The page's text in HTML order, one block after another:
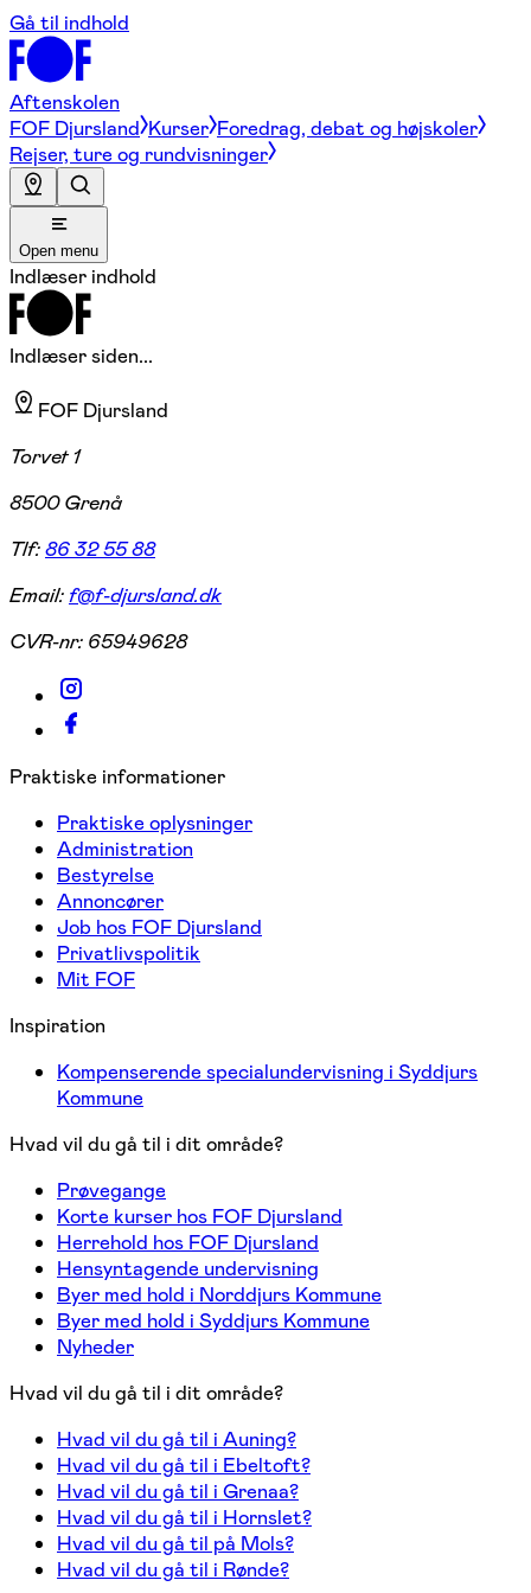
Gå til indhold
Aftenskolen
FOF Djursland Kurser Foredrag, debat og højskoler
Rejser, ture og rundvisninger
Open menu
Indlæser indhold
Indlæser siden...
FOF Djursland
Torvet 1
8500 Grenå
Tlf:86 32 55 88
Email:f@f-djursland.dk
CVR-nr: 65949628
Praktiske informationer
Praktiske oplysninger
Administration
Bestyrelse
Annoncører
Job hos FOF Djursland
Privatlivspolitik
Mit FOF
Inspiration
Kompenserende specialundervisning i Syddjurs
Kommune
Hvad vil du gå til i dit område?
Prøvegange
Korte kurser hos FOF Djursland
Herrehold hos FOF Djursland
Hensyntagende undervisning
Byer med hold i Norddjurs Kommune
Byer med hold i Syddjurs Kommune
Nyheder
Hvad vil du gå til i dit område?
Hvad vil du gå til i Auning?
Hvad vil du gå til i Ebeltoft?
Hvad vil du gå til i Grenaa?
Hvad vil du gå til i Hornslet?
Hvad vil du gå til på Mols?
Hvad vil du gå til i Rønde?